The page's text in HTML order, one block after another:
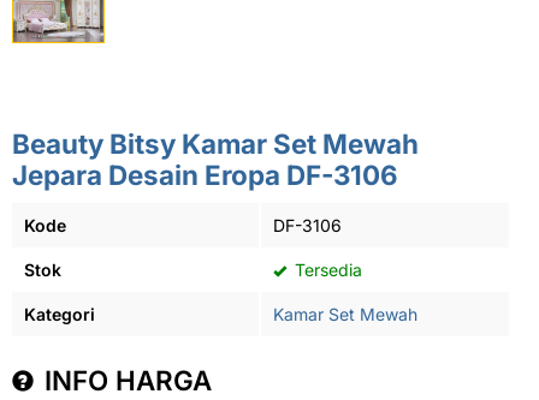
Beauty Bitsy Kamar Set Mewah
Jepara Desain Eropa DF-3106
Kode DF-3106
Stok Tersedia
Kategori Kamar Set Mewah
INFO HARGA